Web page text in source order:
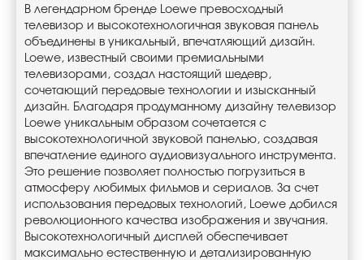
В легендарном бренде Loewe превосходный
телевизор и высокотехнологичная звуковая панель
объединены в уникальный, впечатляющий дизайн.
Loewe, известный своими премиальными
телевизорами, создал настоящий шедевр,
сочетающий передовые технологии и изысканный
дизайн. Благодаря продуманному дизайну телевизор
Loewe уникальным образом сочетается с
высокотехнологичной звуковой панелью, создавая
впечатление единого аудиовизуального инструмента.
Это решение позволяет полностью погрузиться в
атмосферу любимых фильмов и сериалов. За счет
использования передовых технологий, Loewe добился
революционного качества изображения и звучания.
Высокотехнологичный дисплей обеспечивает
максимально естественную и детализированную